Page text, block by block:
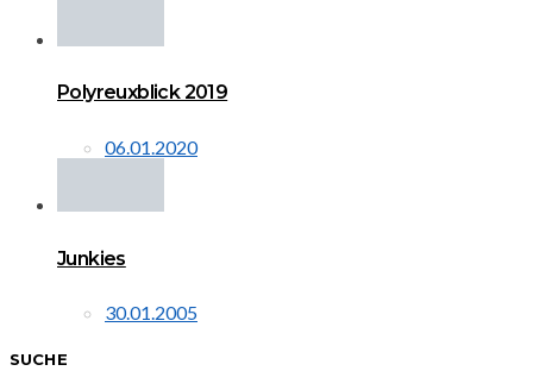
Polyreuxblick 2019
06.01.2020
Junkies
30.01.2005
SUCHE